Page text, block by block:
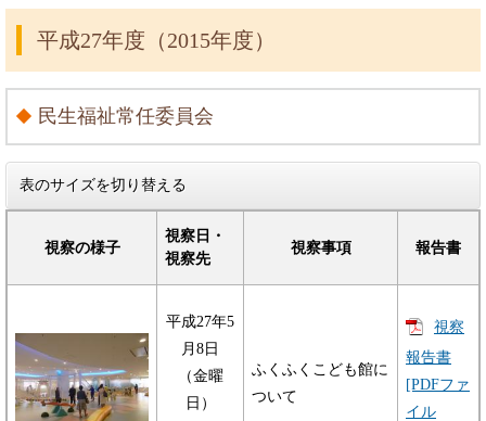
平成27年度（2015年度）
民生福祉常任委員会
表のサイズを切り替える
視察の様子
視察日・
視察先
視察事項 報告書
平成27年5
月8日
（金曜
日）
ふくふくこども館に
ついて
視察
報告書
[PDFファ
イル